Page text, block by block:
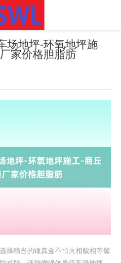
场地坪-环氧地坪施
家价格胆脂肪
择稳当的锤真金不怕火相貌相等鬈